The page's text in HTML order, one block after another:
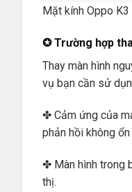
Mặt kính Oppo K3
✪ Trường hợp
Thay màn hình
vụ bạn cần sử
✤ Cảm ứng của
phản hồi không ổn
✤ Màn hình trong
thị.